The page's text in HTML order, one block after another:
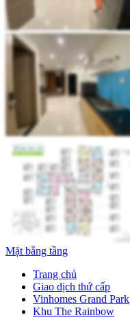
Mặt bằng tầng
Trang chủ
Giao dịch thứ cấp
Vinhomes Grand Park
Khu The Rainbow